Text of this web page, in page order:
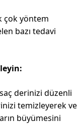
çok yöntem
bazı tedavi
derinizi düzenli
temizleyerek ve
büyümesini